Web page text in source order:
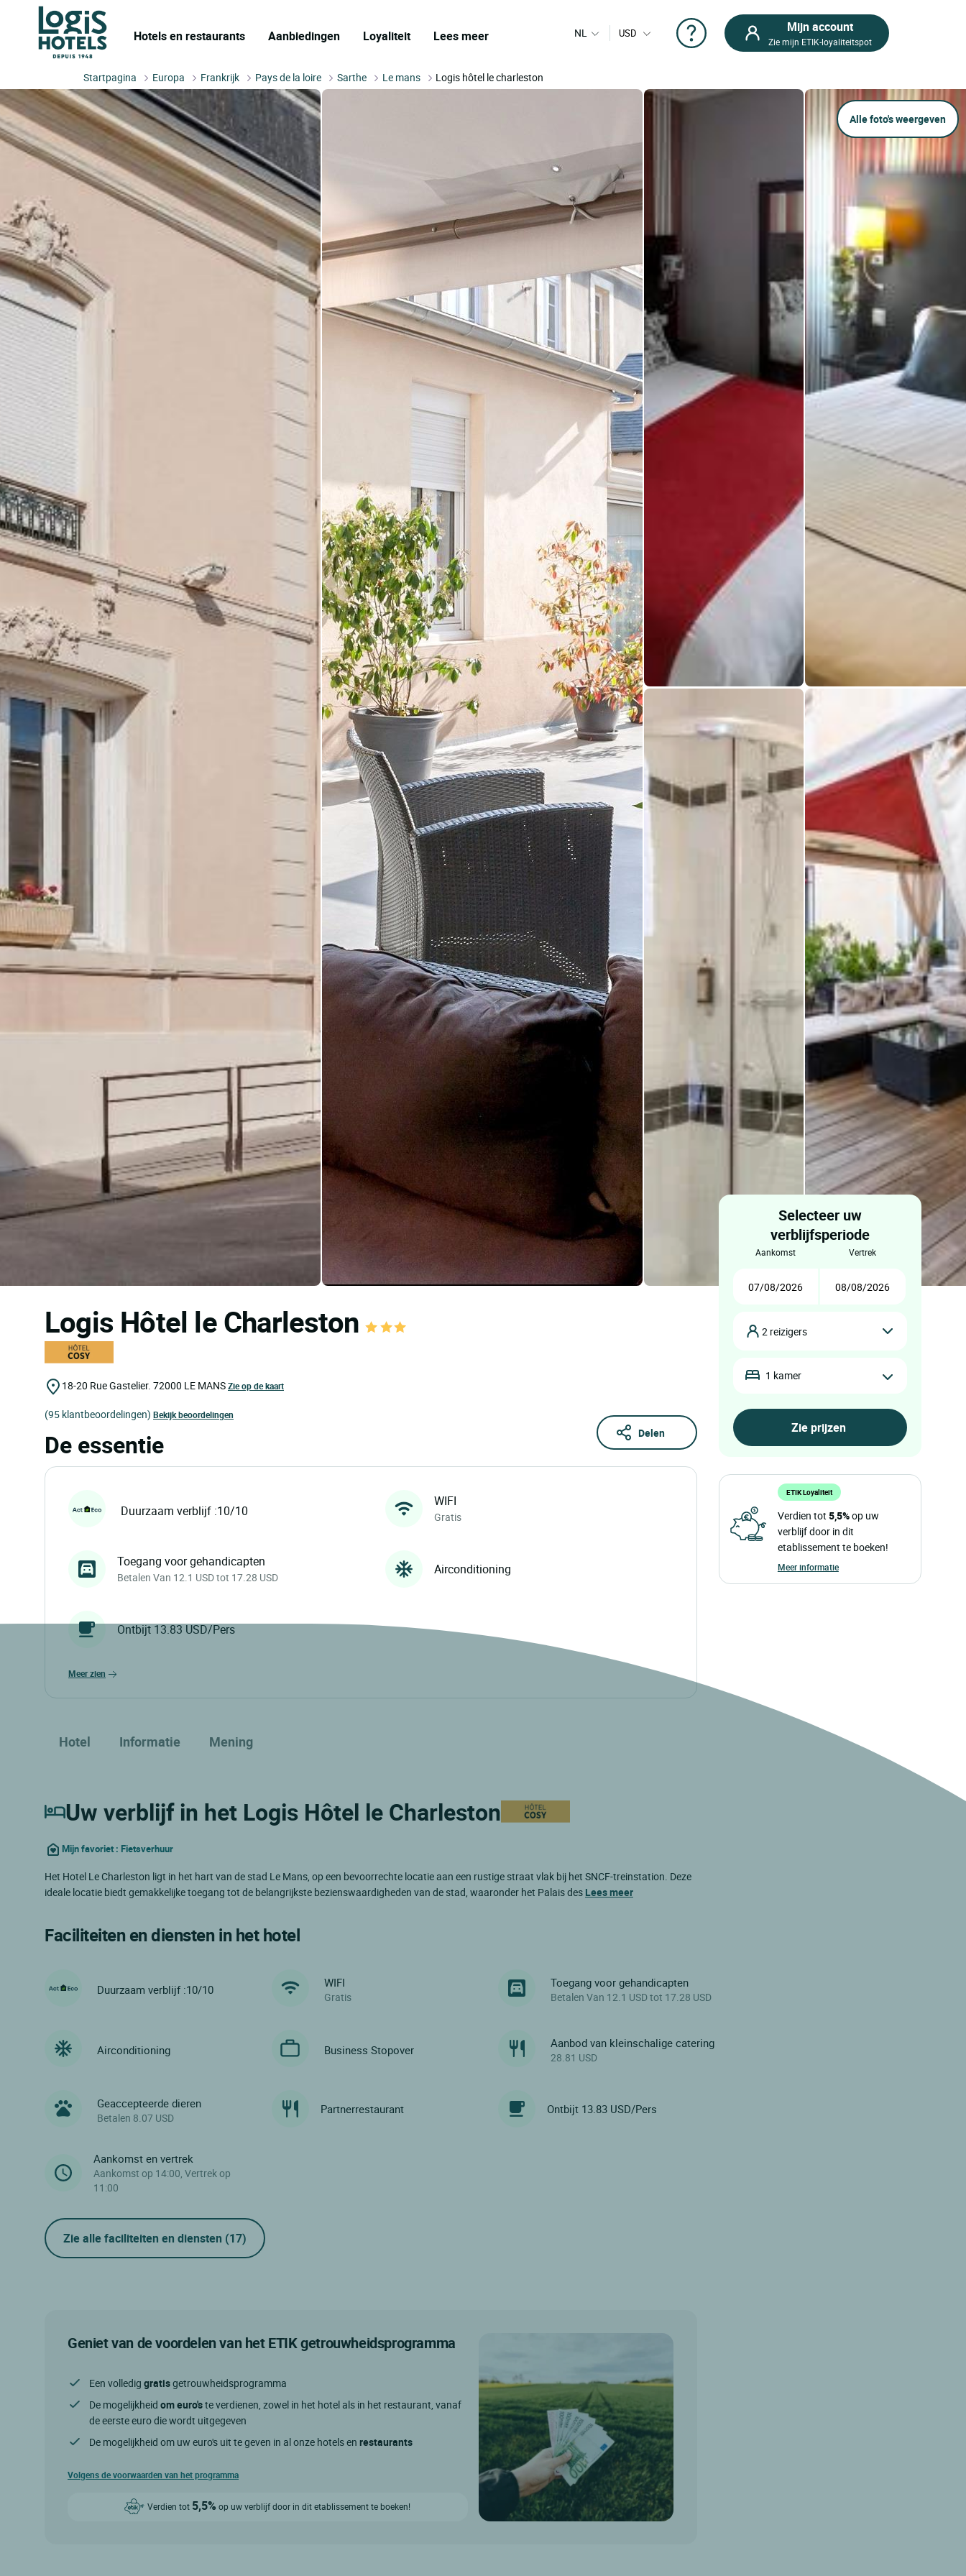
Hotels en restaurants Aanbiedingen Loyaliteit Lees meer NL USD Mijn account
Zie mijn ETIK-loyaliteitspot
Startpagina Europa Frankrijk Pays de la loire Sarthe Le mans Logis hôtel le charleston
Alle foto's weergeven
Logis Hôtel le Charleston
18-20 Rue Gastelier. 72000 LE MANSZie op de kaart
(95 klantbeoordelingen) Bekijk beoordelingen
Delen
De essentie
Duurzaam verblijf :10/10
WIFI
Gratis
Toegang voor gehandicapten
Betalen Van 12.1 USD tot 17.28 USD
Airconditioning
Ontbijt 13.83 USD/Pers
meer zien
Hotel Informatie Mening
Uw verblijf in het Logis Hôtel le Charleston
Mijn favoriet : Fietsverhuur
Het Hotel Le Charleston ligt in het hart van de stad Le Mans, op een bevoorrechte locatie aan een rustige straat vlak bij het SNCF-treinstation. Deze
ideale locatie biedt gemakkelijke toegang tot de belangrijkste bezienswaardigheden van de stad, waaronder het Palais des Lees meer
Faciliteiten en diensten in het hotel
Duurzaam verblijf :10/10 WIFI
Gratis
Toegang voor gehandicapten
Betalen Van 12.1 USD tot 17.28 USD
Airconditioning Business Stopover Aanbod van kleinschalige catering
28.81 USD
Geaccepteerde dieren
Betalen 8.07 USD
Partnerrestaurant Ontbijt 13.83 USD/Pers
Aankomst en vertrek
Aankomst op 14:00, Vertrek op
11:00
Zie alle faciliteiten en diensten (17)
Geniet van de voordelen van het ETIK getrouwheidsprogramma
Een volledig gratisgetrouwheidsprogramma
De mogelijkheid om euro'ste verdienen, zowel in het hotel als in het restaurant, vanaf
de eerste euro die wordt uitgegeven
De mogelijkheid om uw euro's uit te geven in al onze hotels en restaurants
Volgens de voorwaarden van het programma
Verdien tot 5,5% op uw verblijf door in dit etablissement te boeken!
Selecteer uw
verblijfsperiode
aankomst vertrek
2 reizigers
1 kamer
ETIK Loyaliteit
Verdien tot 5,5%op uw
verblijf door in dit
etablissement te boeken!
Meer informatie